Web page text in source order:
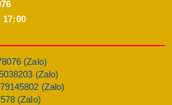
17:00
(Zalo)
(Zalo)
(Zalo)
(Zalo)